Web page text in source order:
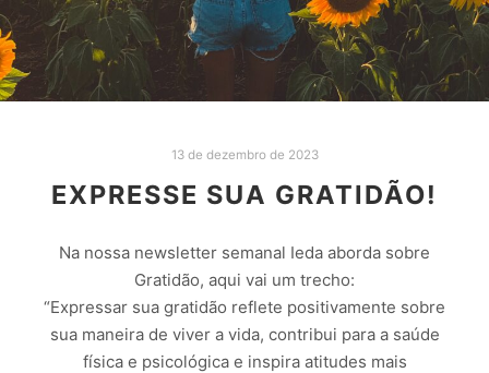
13 de dezembro de 2023
EXPRESSE SUA GRATIDÃO!
Na nossa newsletter semanal Ieda aborda sobre
Gratidão, aqui vai um trecho:
“Expressar sua gratidão reflete positivamente sobre
sua maneira de viver a vida, contribui para a saúde
física e psicológica e inspira atitudes mais